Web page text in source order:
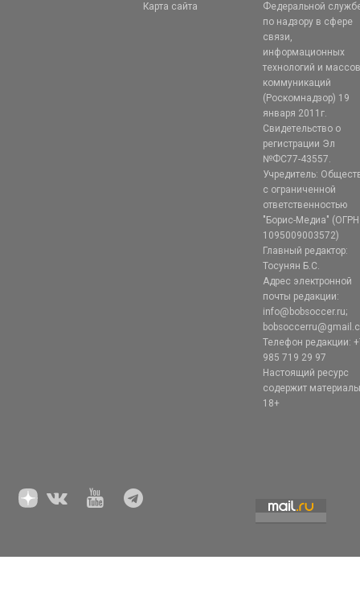
Карта сайта
Федеральной
по надзору в сфере
связи,
информационных
технологий и
коммуникаций
(Роскомнадзор) 19
января 2011г.
Свидетельство о
регистрации Эл
№ФС77-43557.
Учредитель:
с ограниченной
ответственностью
"Борис-Медиа" (ОГРН
1095009003572)
Главный редактор:
Тосунян Б.С.
Адрес электронной
почты редакции:
info@bobsoccer.ru;
Телефон редакции:
985 719 29 97
Настоящий ресурс
содержит
18+